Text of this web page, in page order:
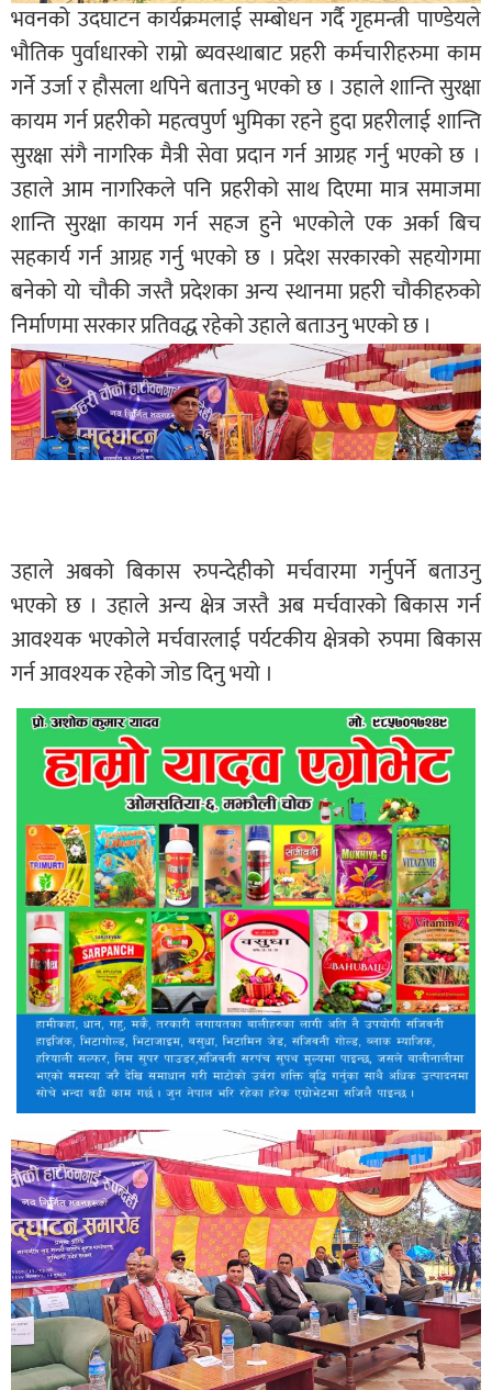
भवनको उदघाटन कार्यक्रमलाई सम्बोधन गर्दै गृहमन्त्री पाण्डेयले
भौतिक पुर्वाधारको राम्रो ब्यवस्थाबाट प्रहरी कर्मचारीहरुमा काम
गर्ने उर्जा र हौसला थपिने बताउनु भएको छ । उहाले शान्ति सुरक्षा
कायम गर्न प्रहरीको महत्वपुर्ण भुमिका रहने हुदा प्रहरीलाई शान्ति
सुरक्षा संगै नागरिक मैत्री सेवा प्रदान गर्न आग्रह गर्नु भएको छ ।
उहाले आम नागरिकले पनि प्रहरीको साथ दिएमा मात्र समाजमा
शान्ति सुरक्षा कायम गर्न सहज हुने भएकोले एक अर्का बिच
सहकार्य गर्न आग्रह गर्नु भएको छ । प्रदेश सरकारको सहयोगमा
बनेको यो चौकी जस्तै प्रदेशका अन्य स्थानमा प्रहरी चौकीहरुको
निर्माणमा सरकार प्रतिवद्ध रहेको उहाले बताउनु भएको छ ।
उहाले अबको बिकास रुपन्देहीको मर्चवारमा गर्नुपर्ने बताउनु
भएको छ । उहाले अन्य क्षेत्र जस्तै अब मर्चवारको बिकास गर्न
आवश्यक भएकोले मर्चवारलाई पर्यटकीय क्षेत्रको रुपमा बिकास
गर्न आवश्यक रहेको जोड दिनु भयो ।